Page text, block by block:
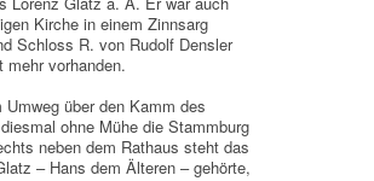
Kirche in einem Zinnsarg
Schloss R. von Rudolf Densler
mehr vorhanden.
über den Kamm des
ohne Mühe die Stammburg
neben dem Rathaus steht das
– Hans dem Älteren – gehörte,